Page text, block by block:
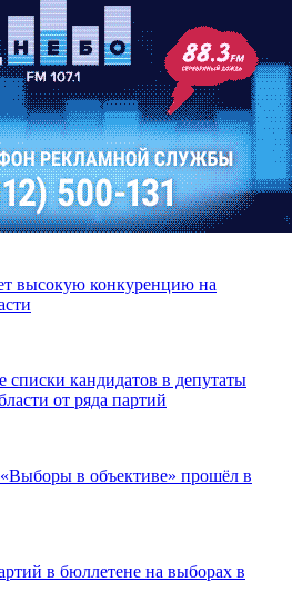
высокую конкуренцию на
списки кандидатов в депутаты
от ряда партий
в объективе» прошёл в
в бюллетене на выборах в